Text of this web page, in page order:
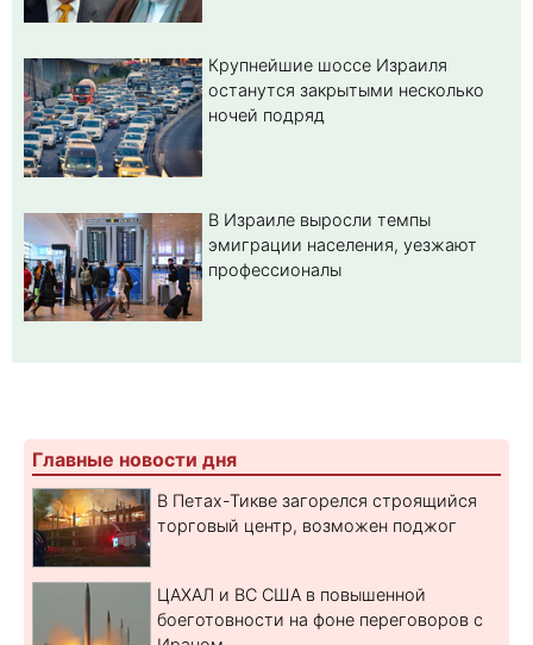
Крупнейшие шоссе Израиля
останутся закрытыми несколько
ночей подряд
В Израиле выросли темпы
эмиграции населения, уезжают
профессионалы
Главные новости дня
В Петах-Тикве загорелся строящийся
торговый центр, возможен поджог
ЦАХАЛ и ВС США в повышенной
боеготовности на фоне переговоров с